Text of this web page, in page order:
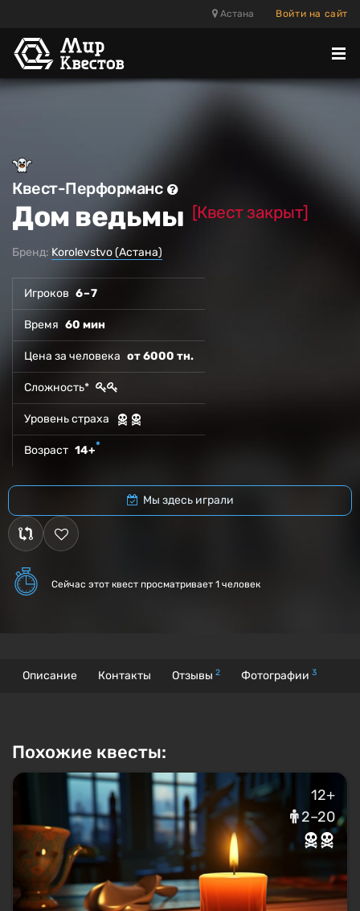
Астана Войти на сайт
Квест-Перформанс
Дом ведьмы [Квест закрыт]
Бренд: Korolevstvo (Астана)
Игроков 6 – 7
Время 60 мин
Цена за человека от 6000 тн.
Сложность*
Уровень страха
Возраст 14+*
Мы здесь играли
Сейчас этот квест просматривает 1 человек
Описание Контакты Отзывы 2 Фотографии 3
Похожие квесты:
12+
2–20